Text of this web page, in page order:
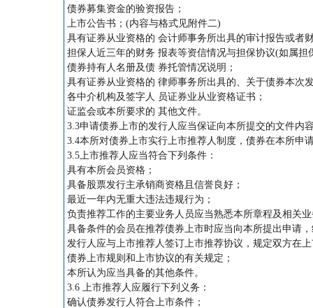
债券募集资金的验资报告；
上市公告书；(内容与格式见附件二)
具有证券从业资格的 会计师事务所出具的审计报告或者
担保人近三年的财务 报表等资信情况与担保协议(如属担
债券持有人名册及债 券托管情况说明；
具有证券从业资格的 律师事务所出具的、关于债券本次
各中介机构及签字人 员证券业从业资格证书；
证监会或本所要求的 其他文件。
3.3申请债券上市的发行人应当保证向本所提交的文件内
3.4本所对债券上市实行上市推荐人制度，债券在本所申
3.5上市推荐人应当符合下列条件：
具有本所会员资格；
具备股票发行主承销商资格且信誉良好；
最近一年内无重大违法违规行为；
负责推荐工作的主要业务人员应当熟悉本所章程及相关
具备条件的会员在推荐债券上市时应当向本所提出申请
发行人应与上市推荐人签订上市推荐协议，规定双方在
债券上市规则和上市协议的有关规定；
本所认为应当具备的其他条件。
3.6 上市推荐人应履行下列义务：
确认债券发行人符合上市条件；